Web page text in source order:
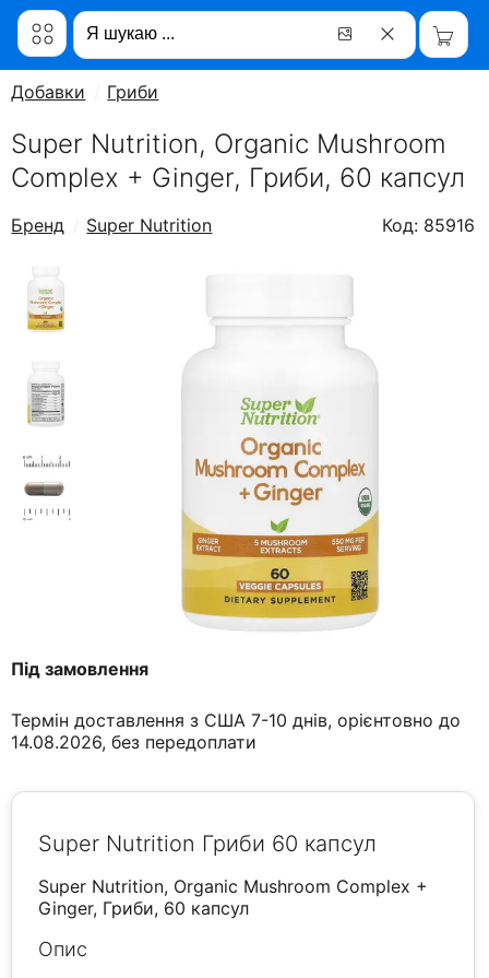
Добавки Гриби
Super Nutrition, Organic Mushroom
Complex + Ginger, Гриби, 60 капсул
Бренд Super Nutrition Код: 85916
Під замовлення
Термін доставлення з США 7-10 днів, орієнтовно до
14.08.2026, без передоплати
Super Nutrition Гриби 60 капсул
Super Nutrition, Organic Mushroom Complex +
Ginger, Гриби, 60 капсул
Опис